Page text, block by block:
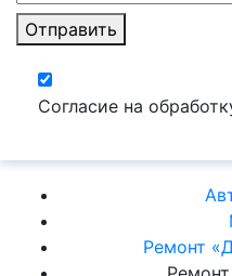
Отправить
Согласие на
Ремонт